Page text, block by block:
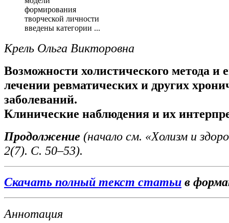
формирования
творческой личности
введены категории ...
Крель Ольга Викторовна
Возможности холистического метода и
лечении ревматических и других
заболеваний.
Клинические наблюдения и их
Продолжение (начало см. «Холизм и
2(7). С. 50–53).
Скачать полный текст статьи в
Аннотация